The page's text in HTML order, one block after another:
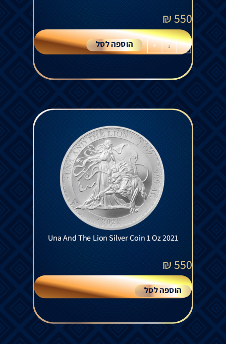
550
₪
-
+ הוספה לסל
Una And The Lion Silver Coin 1 Oz 2021
550
₪
הוספה לסל